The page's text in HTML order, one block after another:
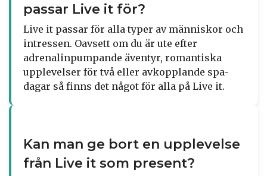
passar Live it för?
Live it passar för alla typer av människor och
intressen. Oavsett om du är ute efter
adrenalinpumpande äventyr, romantiska
upplevelser för två eller avkopplande spa-
dagar så finns det något för alla på Live it.
Kan man ge bort en upplevelse
från Live it som present?